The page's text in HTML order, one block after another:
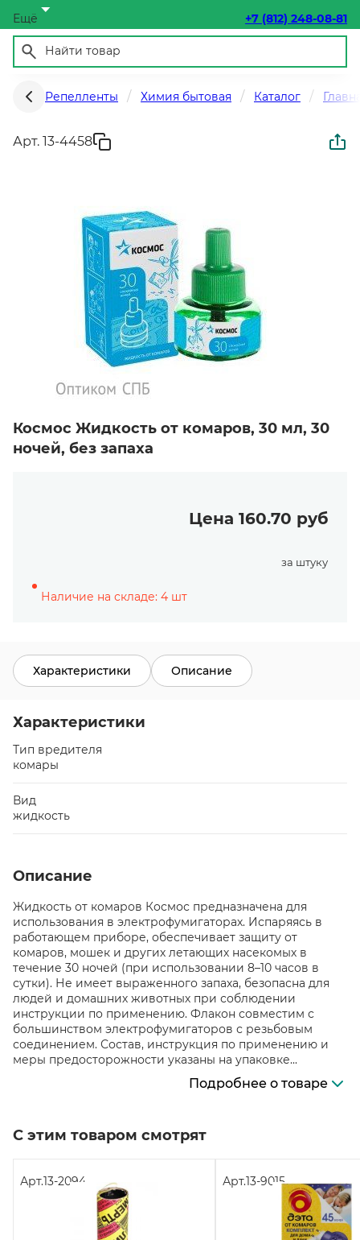
Ещё +7 (812) 248-08-81
Репелленты Химия бытовая Каталог
Арт. 13-4458
Космос Жидкость от комаров, 30 мл, 30
ночей, без запаха
Цена 160.70 руб
за штуку
Наличие на складе: 4 шт
Характеристики Описание
Характеристики
Тип вредителя
комары
Вид
жидкость
Описание
Жидкость от комаров Космос предназначена для
использования в электрофумигаторах. Испаряясь в
работающем приборе, обеспечивает защиту от
комаров, мошек и других летающих насекомых в
течение 30 ночей (при использовании 8–10 часов в
сутки). Не имеет выраженного запаха, безопасна для
людей и домашних животных при соблюдении
инструкции по применению. Флакон совместим с
большинством электрофумигаторов с резьбовым
соединением. Состав, инструкция по применению и
меры предосторожности указаны на упаковке...
Подробнее о товаре
С этим товаром смотрят
Арт.13-2094 Арт.13-9015